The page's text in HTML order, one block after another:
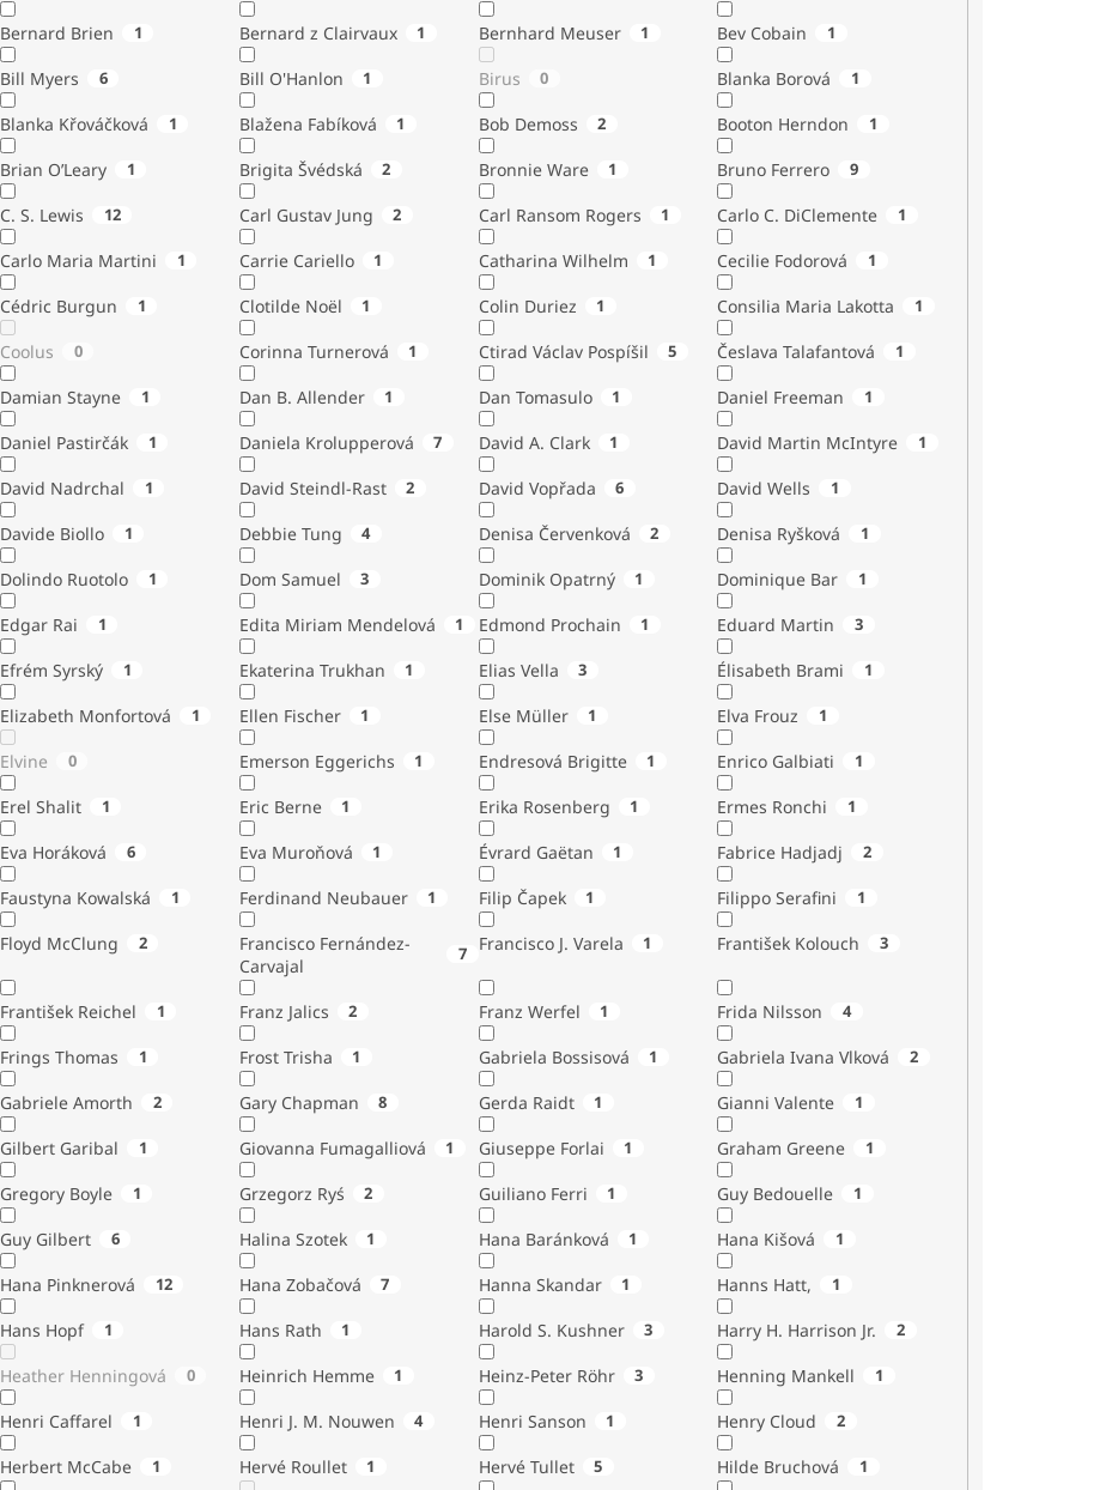
Bernard Brien 1 Bernard z Clairvaux 1 Bernhard Meuser 1 Bev Cobain 1
Bill Myers 6 Bill O'Hanlon 1 Birus 0 Blanka Borová 1
Blanka Křováčková 1 Blažena Fabíková 1 Bob Demoss 2 Booton Herndon 1
Brian O’Leary 1 Brigita Švédská 2 Bronnie Ware 1 Bruno Ferrero 9
C. S. Lewis 12 Carl Gustav Jung 2 Carl Ransom Rogers 1 Carlo C. DiClemente 1
Carlo Maria Martini 1 Carrie Cariello 1 Catharina Wilhelm 1 Cecilie Fodorová 1
Cédric Burgun 1 Clotilde Noël 1 Colin Duriez 1 Consilia Maria Lakotta 1
Coolus 0 Corinna Turnerová 1 Ctirad Václav Pospíšil 5 Česlava Talafantová 1
Damian Stayne 1 Dan B. Allender 1 Dan Tomasulo 1 Daniel Freeman 1
Daniel Pastirčák 1 Daniela Krolupperová 7 David A. Clark 1 David Martin McIntyre 1
David Nadrchal 1 David Steindl-Rast 2 David Vopřada 6 David Wells 1
Davide Biollo 1 Debbie Tung 4 Denisa Červenková 2 Denisa Ryšková 1
Dolindo Ruotolo 1 Dom Samuel 3 Dominik Opatrný 1 Dominique Bar 1
Edgar Rai 1 Edita Miriam Mendelová 1 Edmond Prochain 1 Eduard Martin 3
Efrém Syrský 1 Ekaterina Trukhan 1 Elias Vella 3 Élisabeth Brami 1
Elizabeth Monfortová 1 Ellen Fischer 1 Else Müller 1 Elva Frouz 1
Elvine 0 Emerson Eggerichs 1 Endresová Brigitte 1 Enrico Galbiati 1
Erel Shalit 1 Eric Berne 1 Erika Rosenberg 1 Ermes Ronchi 1
Eva Horáková 6 Eva Muroňová 1 Évrard Gaëtan 1 Fabrice Hadjadj 2
Faustyna Kowalská 1 Ferdinand Neubauer 1 Filip Čapek 1 Filippo Serafini 1
Floyd McClung 2
Francisco Fernández-
Carvajal
7 Francisco J. Varela 1 František Kolouch 3
František Reichel 1 Franz Jalics 2 Franz Werfel 1 Frida Nilsson 4
Frings Thomas 1 Frost Trisha 1 Gabriela Bossisová 1 Gabriela Ivana Vlková 2
Gabriele Amorth 2 Gary Chapman 8 Gerda Raidt 1 Gianni Valente 1
Gilbert Garibal 1 Giovanna Fumagalliová 1 Giuseppe Forlai 1 Graham Greene 1
Gregory Boyle 1 Grzegorz Ryś 2 Guiliano Ferri 1 Guy Bedouelle 1
Guy Gilbert 6 Halina Szotek 1 Hana Baránková 1 Hana Kišová 1
Hana Pinknerová 12 Hana Zobačová 7 Hanna Skandar 1 Hanns Hatt, 1
Hans Hopf 1 Hans Rath 1 Harold S. Kushner 3 Harry H. Harrison Jr. 2
Heather Henningová 0 Heinrich Hemme 1 Heinz-Peter Röhr 3 Henning Mankell 1
Henri Caffarel 1 Henri J. M. Nouwen 4 Henri Sanson 1 Henry Cloud 2
Herbert McCabe 1 Hervé Roullet 1 Hervé Tullet 5 Hilde Bruchová 1